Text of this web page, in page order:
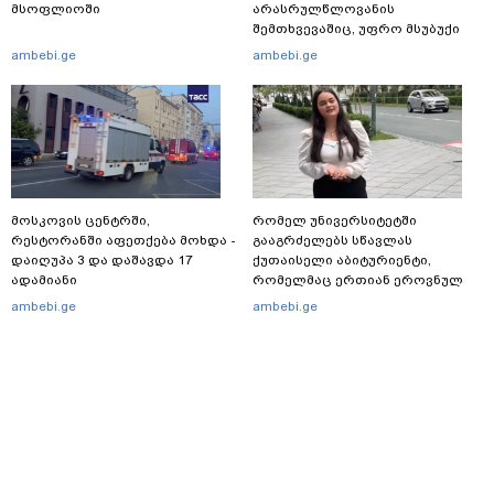
მსოფლიოში
ambebi.ge
მოსკოვის ცენტრში,
რესტორანში აფეთქება მოხდა -
დაიღუპა 3 და დაშავდა 17
ადამიანი
ambebi.ge
არასრულწლოვანის
შემთხვევაშიც, უფრო მსუბუქი
ვარიანტი ძნელი
რატომ აღსრულდა განჩინება
ღამე" - იურისტები
ambebi.ge
რომელ უნივერსიტეტში
გააგრძელებს სწავლას
ქუთაისელი აბიტურიენტი,
რომელმაც ერთიან ეროვნულ
გამოცდებზე, ყველა საგანში
ambebi.ge